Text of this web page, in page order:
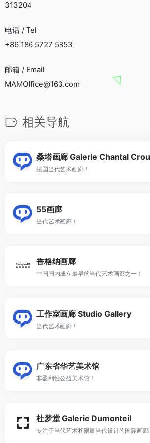
313204
电话 / Tel
+86 186 5727 5853
邮箱 / Email
MAMOffice@163.com
相关导航
桑塔画廊 Galerie Chantal
法国当代艺术画廊！
55画廊
当代艺术画廊！
香格纳画廊
中国国内成立最早的当代艺术画廊之一！
工作室画廊 Studio Gallery
当代艺术画廊！
广东省华艺美术馆
非盈利性公益美术馆！
杜梦堂 Galerie Dumonteil
专注于当代艺术和限量当代设计的国际画廊